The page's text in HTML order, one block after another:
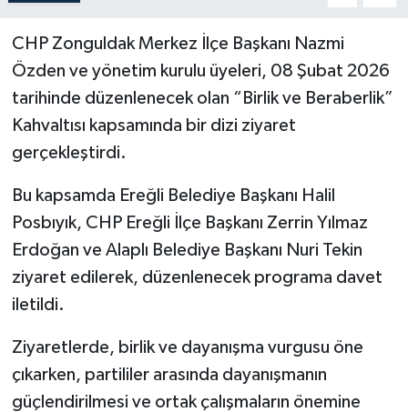
CHP Zonguldak Merkez İlçe Başkanı Nazmi
Özden ve yönetim kurulu üyeleri, 08 Şubat 2026
tarihinde düzenlenecek olan “Birlik ve Beraberlik”
Kahvaltısı kapsamında bir dizi ziyaret
gerçekleştirdi.
Bu kapsamda Ereğli Belediye Başkanı Halil
Posbıyık, CHP Ereğli İlçe Başkanı Zerrin Yılmaz
Erdoğan ve Alaplı Belediye Başkanı Nuri Tekin
ziyaret edilerek, düzenlenecek programa davet
iletildi.
Ziyaretlerde, birlik ve dayanışma vurgusu öne
çıkarken, partililer arasında dayanışmanın
güçlendirilmesi ve ortak çalışmaların önemine